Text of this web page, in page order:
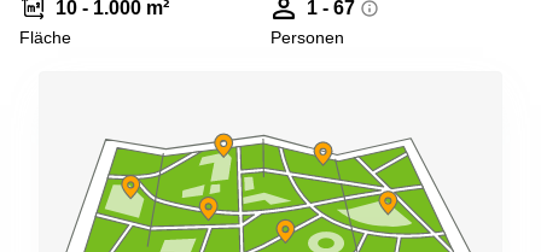
Büro
Nürnberg
Meetingraum
Berlin
Scheffler-
Str. 1A
Ludwig-
Erhard-
Straße 18
Hamburg
10 - 1.000 m²
Fläche
1 - 67
Personen